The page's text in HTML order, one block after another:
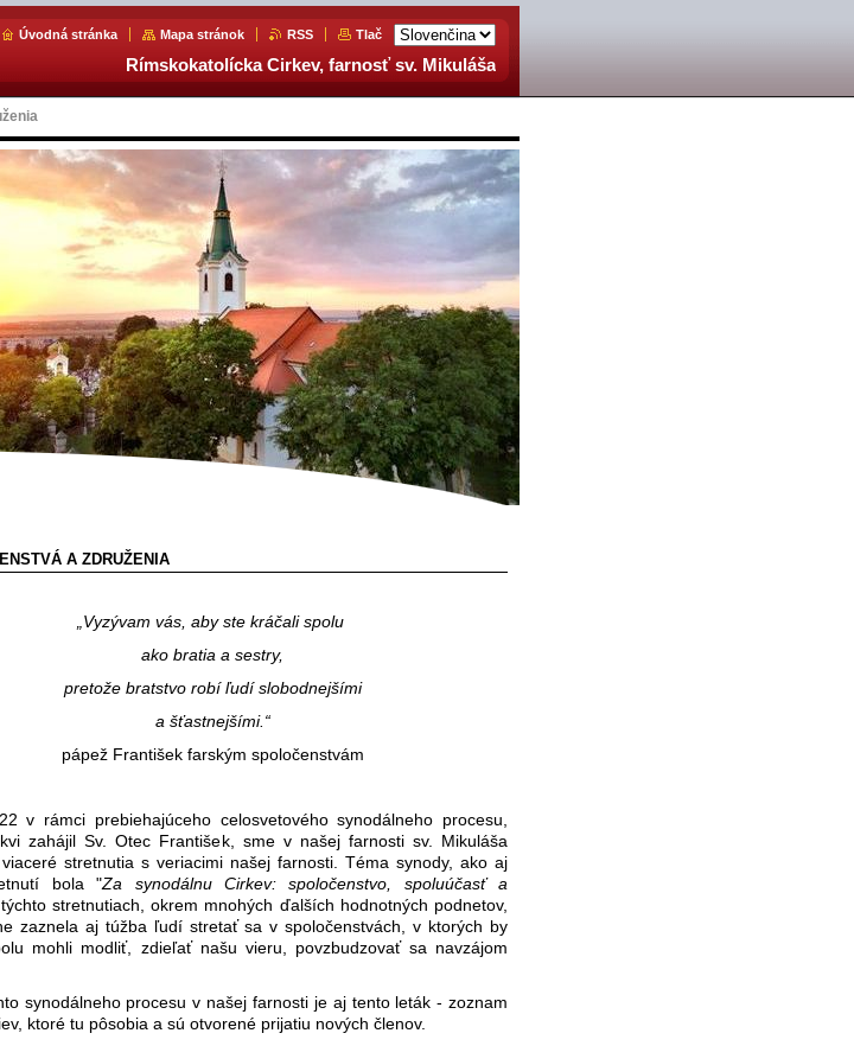
Úvodná stránka Mapa stránok RSS Tlač
Rímskokatolícka Cirkev, farnosť sv. Mikuláša
A ZDRUŽENIA
„Vyzývam vás, aby ste kráčali spolu
ako bratia a sestry,
pretože bratstvo robí ľudí slobodnejšími
a šťastnejšími.“
pápež František farským spoločenstvám
v rámci prebiehajúceho celosvetového synodálneho procesu,
zahájil Sv. Otec František, sme v našej farnosti sv. Mikuláša
stretnutia s veriacimi našej farnosti. Téma synody, ako aj
bola "Za synodálnu Cirkev: spoločenstvo, spoluúčasť a
stretnutiach, okrem mnohých ďalších hodnotných podnetov,
zaznela aj túžba ľudí stretať sa v spoločenstvách, v ktorých by
mohli modliť, zdieľať našu vieru, povzbudzovať sa navzájom
synodálneho procesu v našej farnosti je aj tento leták - zoznam
ktoré tu pôsobia a sú otvorené prijatiu nových členov.